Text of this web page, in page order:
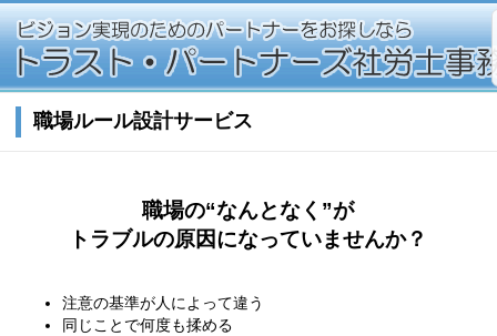
職場ルール設計サービス
職場の“なんとなく”が
トラブルの原因になっていませんか？
注意の基準が人によって違う
同じことで何度も揉める